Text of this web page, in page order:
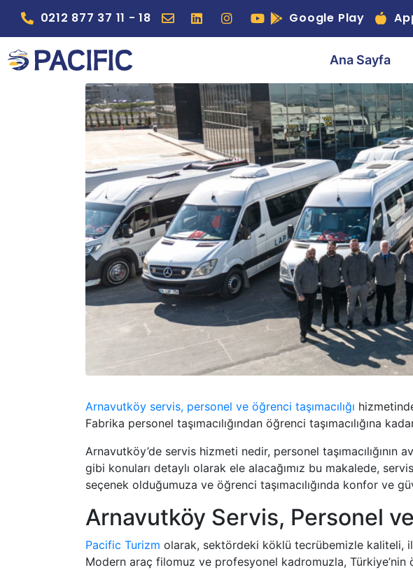
0212 877 37 11 - 18 Google Play
Ana Sayfa
Arnavutköy servis, personel ve öğrenci taşımacılığı
Fabrika personel taşımacılığından öğrenci taşımacılığına
Arnavutköy’de servis hizmeti nedir, personel
gibi konuları detaylı olarak ele alacağımız bu makalede,
seçenek olduğumuza ve öğrenci taşımacılığında konfor ve
Arnavutköy Servis, Personel ve
Pacific Turizm olarak, sektördeki köklü tecrübemizle kaliteli,
Modern araç filomuz ve profesyonel kadromuzla, Türkiye’nin